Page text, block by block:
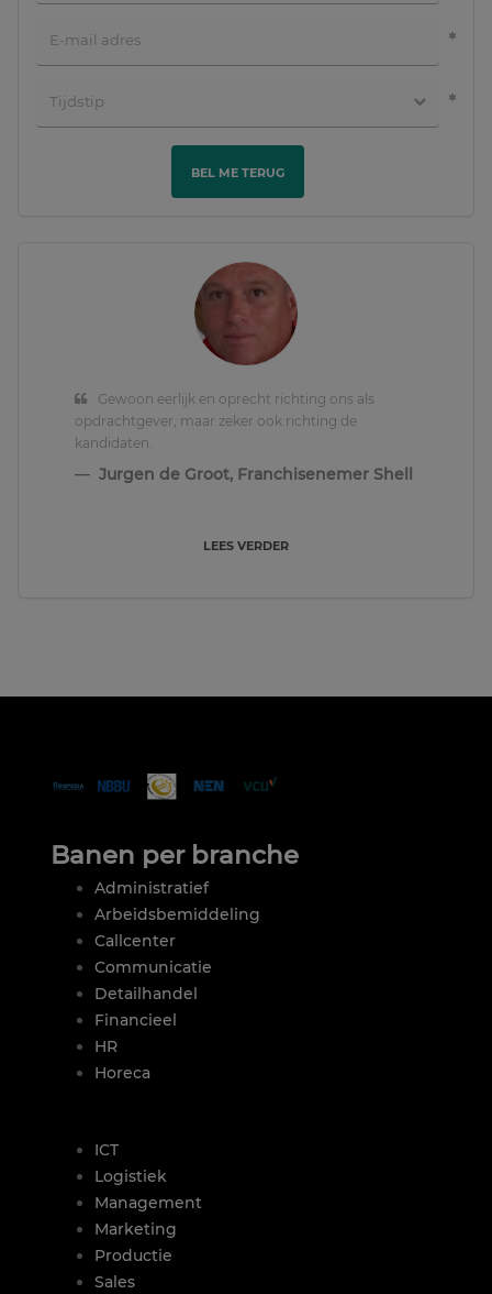
BEL ME TERUG
Gewoon eerlijk en oprecht richting ons als
opdrachtgever, maar zeker ook richting de
kandidaten.
Jurgen de Groot, Franchisenemer Shell
LEES VERDER
Banen per branche
Administratief
Arbeidsbemiddeling
Callcenter
Communicatie
Detailhandel
Financieel
HR
Horeca
ICT
Logistiek
Management
Marketing
Productie
Sales